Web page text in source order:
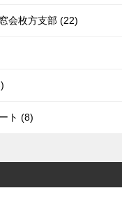
会枚方支部 (22)
ト (8)